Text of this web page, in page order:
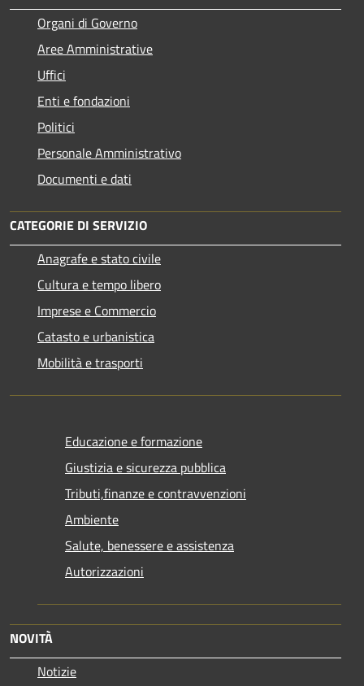
Organi di Governo
Aree Amministrative
Uffici
Enti e fondazioni
Politici
Personale Amministrativo
Documenti e dati
CATEGORIE DI SERVIZIO
Anagrafe e stato civile
Cultura e tempo libero
Imprese e Commercio
Catasto e urbanistica
Mobilità e trasporti
Educazione e formazione
Giustizia e sicurezza pubblica
Tributi,finanze e contravvenzioni
Ambiente
Salute, benessere e assistenza
Autorizzazioni
NOVITÀ
Notizie